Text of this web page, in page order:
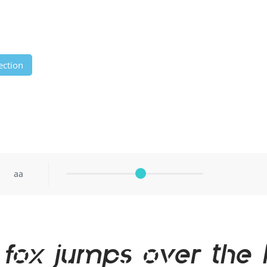
aa
jumps over the